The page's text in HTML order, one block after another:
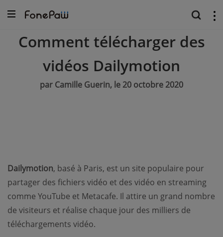
Comment télécharger des
vidéos Dailymotion
par Camille Guerin, le 20 octobre 2020
Dailymotion, basé à Paris, est un site populaire pour
partager des fichiers vidéo et des vidéo en streaming
comme YouTube et Metacafe. Il attire un grand nombre
de visiteurs et réalise chaque jour des milliers de
téléchargements vidéo.